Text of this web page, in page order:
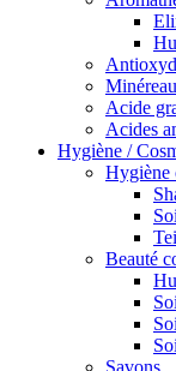
Acide
Acides
Hygiène /
Hygiène
Beauté
Savons